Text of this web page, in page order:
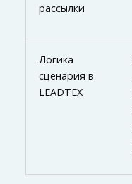
рассылки
Логика
сценария в
LEADTEX